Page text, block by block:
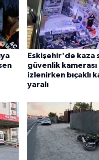
Eskişehir'de kaza
güvenlik kamerası
izlenirken bıçaklı
yaralı